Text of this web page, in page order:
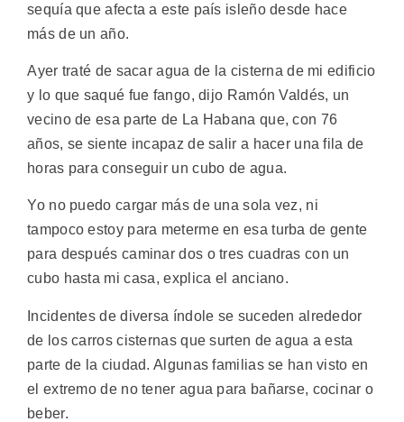
sequía que afecta a este país isleño desde hace
más de un año.
Ayer traté de sacar agua de la cisterna de mi edificio
y lo que saqué fue fango, dijo Ramón Valdés, un
vecino de esa parte de La Habana que, con 76
años, se siente incapaz de salir a hacer una fila de
horas para conseguir un cubo de agua.
Yo no puedo cargar más de una sola vez, ni
tampoco estoy para meterme en esa turba de gente
para después caminar dos o tres cuadras con un
cubo hasta mi casa, explica el anciano.
Incidentes de diversa índole se suceden alrededor
de los carros cisternas que surten de agua a esta
parte de la ciudad. Algunas familias se han visto en
el extremo de no tener agua para bañarse, cocinar o
beber.